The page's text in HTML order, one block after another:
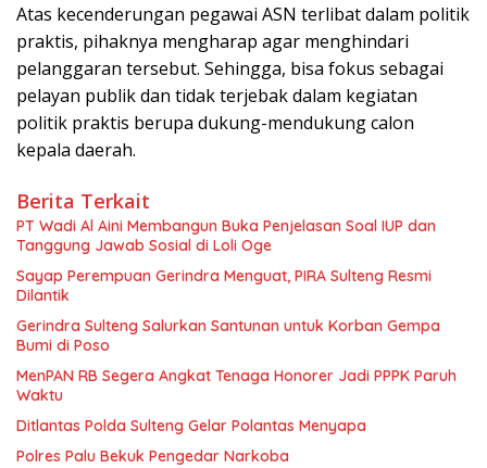
Atas kecenderungan pegawai ASN terlibat dalam politik
praktis, pihaknya mengharap agar menghindari
pelanggaran tersebut. Sehingga, bisa fokus sebagai
pelayan publik dan tidak terjebak dalam kegiatan
politik praktis berupa dukung-mendukung calon
kepala daerah.
Berita Terkait
PT Wadi Al Aini Membangun Buka Penjelasan Soal IUP dan
Tanggung Jawab Sosial di Loli Oge
Sayap Perempuan Gerindra Menguat, PIRA Sulteng Resmi
Dilantik
Gerindra Sulteng Salurkan Santunan untuk Korban Gempa
Bumi di Poso
MenPAN RB Segera Angkat Tenaga Honorer Jadi PPPK Paruh
Waktu
Ditlantas Polda Sulteng Gelar Polantas Menyapa
Polres Palu Bekuk Pengedar Narkoba